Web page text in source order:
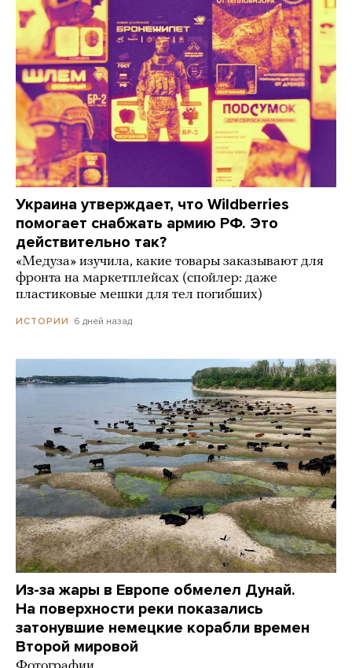
Украина утверждает, что Wildberries
помогает снабжать армию РФ. Это
действительно так?
«Медуза» изучила, какие товары заказывают для
фронта на маркетплейсах (спойлер: даже
пластиковые мешки для тел погибших)
ИСТОРИИ 6 дней назад
Из-за жары в Европе обмелел Дунай.
На поверхности реки показались
затонувшие немецкие корабли времен
Второй мировой